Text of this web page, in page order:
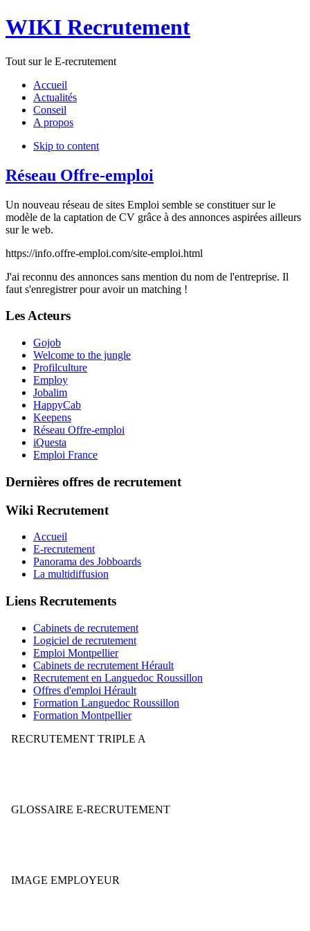
WIKI Recrutement
Tout sur le E-recrutement
Accueil
Actualités
Conseil
A propos
Skip to content
Réseau Offre-emploi
Un nouveau réseau de sites Emploi semble se constituer sur le
modèle de la captation de CV grâce à des annonces aspirées ailleurs
sur le web.
https://info.offre-emploi.com/site-emploi.html
J'ai reconnu des annonces sans mention du nom de l'entreprise. Il
faut s'enregistrer pour avoir un matching !
Les Acteurs
Gojob
Welcome to the jungle
Profilculture
Employ
Jobalim
HappyCab
Keepens
Réseau Offre-emploi
iQuesta
Emploi France
Dernières offres de recrutement
Wiki Recrutement
Accueil
E-recrutement
Panorama des Jobboards
La multidiffusion
Liens Recrutements
Cabinets de recrutement
Logiciel de recrutement
Emploi Montpellier
Cabinets de recrutement Hérault
Recrutement en Languedoc Roussillon
Offres d'emploi Hérault
Formation Languedoc Roussillon
Formation Montpellier
RECRUTEMENT TRIPLE A
GLOSSAIRE E-RECRUTEMENT
IMAGE EMPLOYEUR